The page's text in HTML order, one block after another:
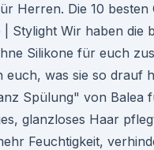
Herren. Die 10 besten
Stylight Wir haben die
Silikone für euch
was sie so drauf
Spülung" von Balea
glanzloses Haar
Feuchtigkeit,